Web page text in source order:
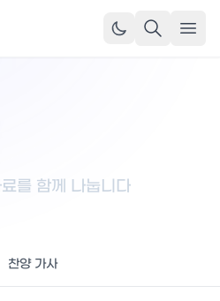
메뉴
를 함께 나눕니다
찬양 가사